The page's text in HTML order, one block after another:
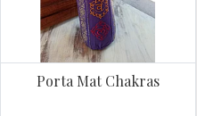
Porta Mat Chakras